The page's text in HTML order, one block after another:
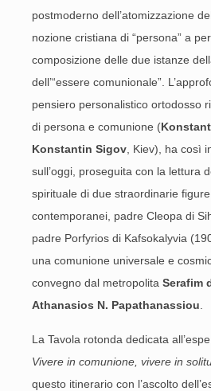
postmoderno dell’atomizzazione
nozione cristiana di “persona” a
composizione delle due istanze
dell’“essere comunionale”.
pensiero personalistico ortodosso
di persona e comunione (
Konstantin Sigov , Kiev), ha così
sull’oggi, proseguita con la lettura
spirituale di due straordinarie
contemporanei, padre Cleopa di
padre Porfyrios di Kafsokalyvia
una comunione universale e
convegno dal metropolita Serafim
Athanasios N. Papathanassiou
La Tavola rotonda dedicata
Vivere in comunione, vivere in
questo itinerario con l’ascolto